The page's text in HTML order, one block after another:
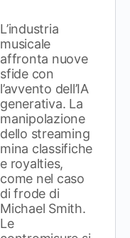
L’industria
musicale
affronta nuove
sfide con
l’avvento dell’IA
generativa. La
manipolazione
dello streaming
mina classifiche
e royalties,
come nel caso
di frode di
Michael Smith.
Le